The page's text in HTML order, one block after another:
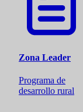
Zona Leader
Programa de
desarrollo rural